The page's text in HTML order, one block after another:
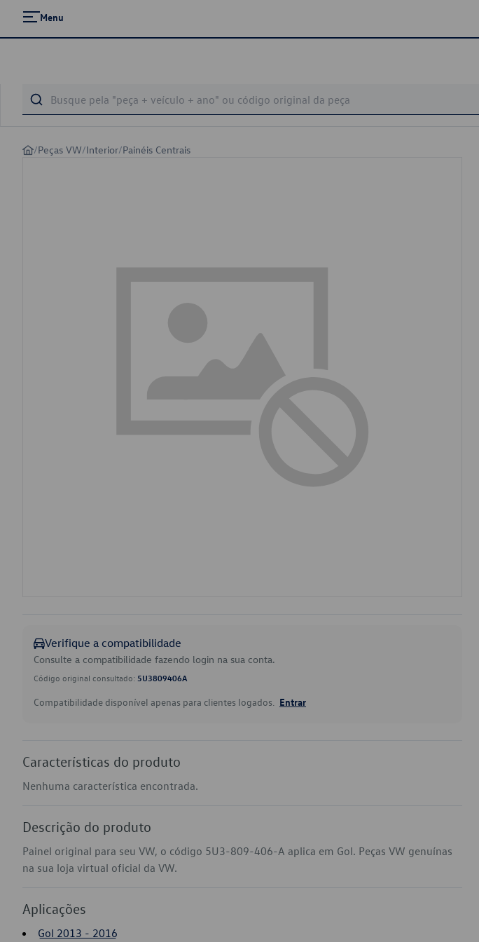
Menu
/Peças VW/Interior/Painéis Centrais
Verifique a compatibilidade
Consulte a compatibilidade fazendo login na sua conta.
Código original consultado: 5U3809406A
Compatibilidade disponível apenas para clientes logados. Entrar
Características do produto
Nenhuma característica encontrada.
Descrição do produto
Painel original para seu VW, o código 5U3-809-406-A aplica em Gol. Peças VW genuínas
na sua loja virtual oficial da VW.
Aplicações
Gol 2013 - 2016